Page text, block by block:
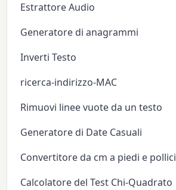
Estrattore Audio
Generatore di anagrammi
Inverti Testo
ricerca-indirizzo-MAC
Rimuovi linee vuote da un testo
Generatore di Date Casuali
Convertitore da cm a piedi e pollici
Calcolatore del Test Chi-Quadrato